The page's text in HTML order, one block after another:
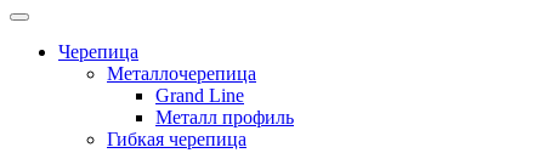
Черепица
Металлочерепица
Grand Line
Металл профиль
Гибкая черепица